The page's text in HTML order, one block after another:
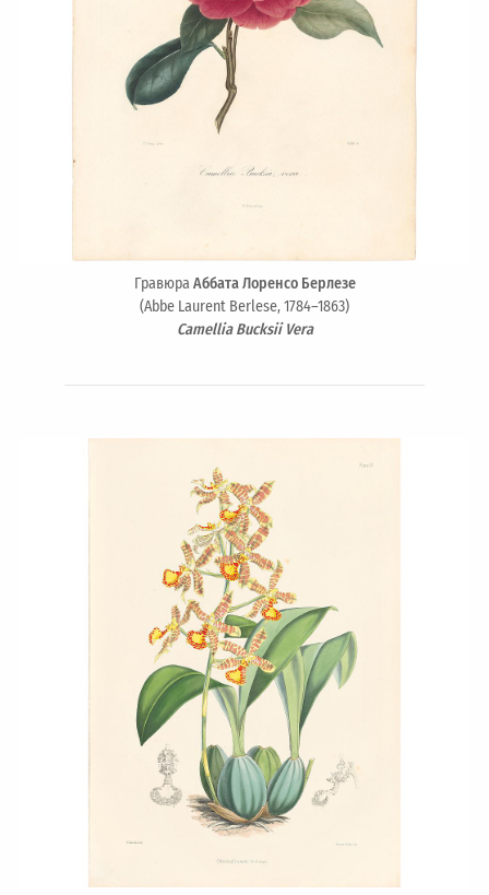
ГравюраАббата Лоренсо Берлезе
(Abbe Laurent Berlese, 1784–1863)
Camellia Bucksii Vera